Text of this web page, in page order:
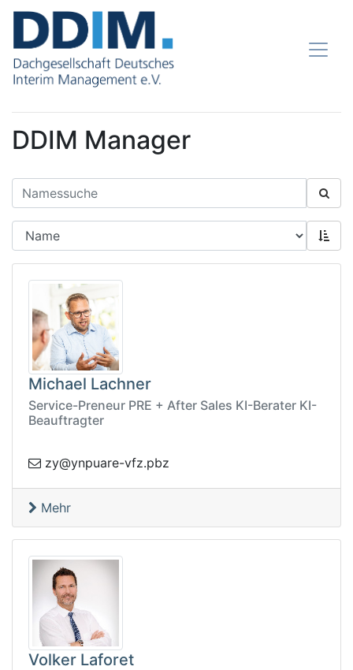
DDIM Manager
Michael Lachner
Service-Preneur PRE + After Sales KI-Berater KI-
Beauftragter
zb
p.zfv-eraupny@yz
Mehr
Volker Laforet